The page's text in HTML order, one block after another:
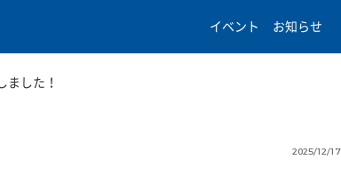
イベント
お知らせ
ました！
2025/12/17